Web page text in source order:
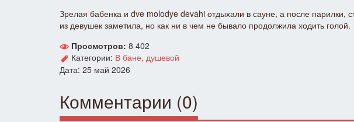
Зрелая бабенка и dve molodye devahi отдыхали в сауне, а после
из девушек заметила, но как ни в чем не бывало продолжила ходить голой.
Просмотров: 8 402
Категории: В бане, душевой
Дата: 25 май 2026
Комментарии (0)